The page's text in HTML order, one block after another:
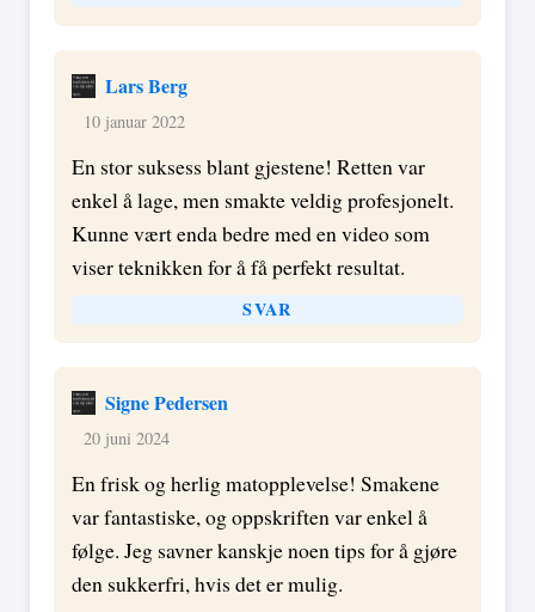
Lars Berg
10 januar 2022
En stor suksess blant gjestene! Retten var
enkel å lage, men smakte veldig profesjonelt.
Kunne vært enda bedre med en video som
viser teknikken for å få perfekt resultat.
SVAR
Signe Pedersen
20 juni 2024
En frisk og herlig matopplevelse! Smakene
var fantastiske, og oppskriften var enkel å
følge. Jeg savner kanskje noen tips for å gjøre
den sukkerfri, hvis det er mulig.